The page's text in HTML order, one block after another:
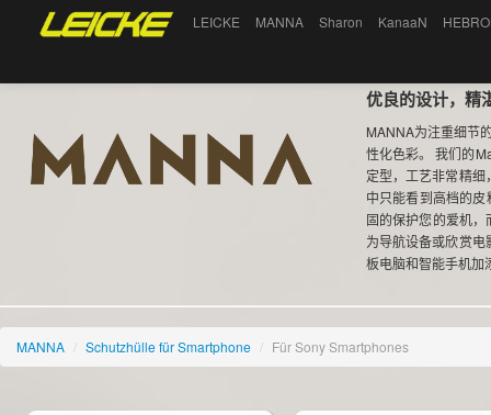
LEICKE MANNA Sharon KanaaN
优良的设计，精
MANNA为注重细节
性化色彩。 我们的
定型，工艺非常精
中只能看到高档的
固的保护您的爱机
为导航设备或欣赏
板电脑和智能手机加
MANNA / Schutzhülle für Smartphone / Für Sony Smartphones